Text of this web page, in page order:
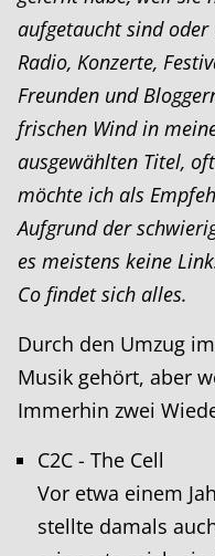
aufgetaucht sind
Radio, Konzerte,
Freunden und
frischen Wind in
ausgewählten Titel,
möchte ich als
Aufgrund der
es meistens keine
Co findet sich alles.
Durch den Umzug
Musik gehört, aber
Immerhin zwei
C2C - The Cell
Vor etwa einem
stellte damals